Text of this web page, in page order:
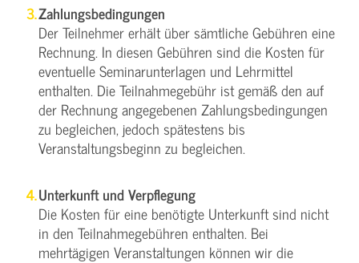
Zahlungsbedingungen
Der Teilnehmer erhält über sämtliche Gebühren eine
Rechnung. In diesen Gebühren sind die Kosten für
eventuelle Seminarunterlagen und Lehrmittel
enthalten. Die Teilnahmegebühr ist gemäß den auf
der Rechnung angegebenen Zahlungsbedingungen
zu begleichen, jedoch spätestens bis
Veranstaltungsbeginn zu begleichen.
Unterkunft und Verpflegung
Die Kosten für eine benötigte Unterkunft sind nicht
in den Teilnahmegebühren enthalten. Bei
mehrtägigen Veranstaltungen können wir die